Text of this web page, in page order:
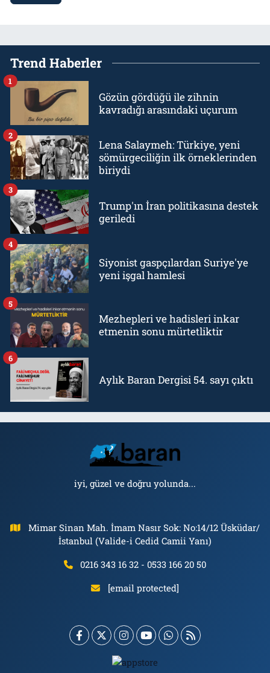
Trend Haberler
Gözün gördüğü ile zihnin
kavradığı arasındaki uçurum
1
Lena Salaymeh: Türkiye, yeni
sömürgeciliğin ilk örneklerinden
biriydi
2
Trump'ın İran politikasına destek
geriledi
3
Siyonist gaspçılardan Suriye'ye
yeni işgal hamlesi
4
Mezhepleri ve hadisleri inkar
etmenin sonu mürtetliktir
5
Aylık Baran Dergisi 54. sayı çıktı
6
iyi, güzel ve doğru yolunda...
Mimar Sinan Mah. İmam Nasır Sok: No:14/12 Üsküdar/
İstanbul (Valide-i Cedid Camii Yanı)
0216 343 16 32 - 0533 166 20 50
[email protected]